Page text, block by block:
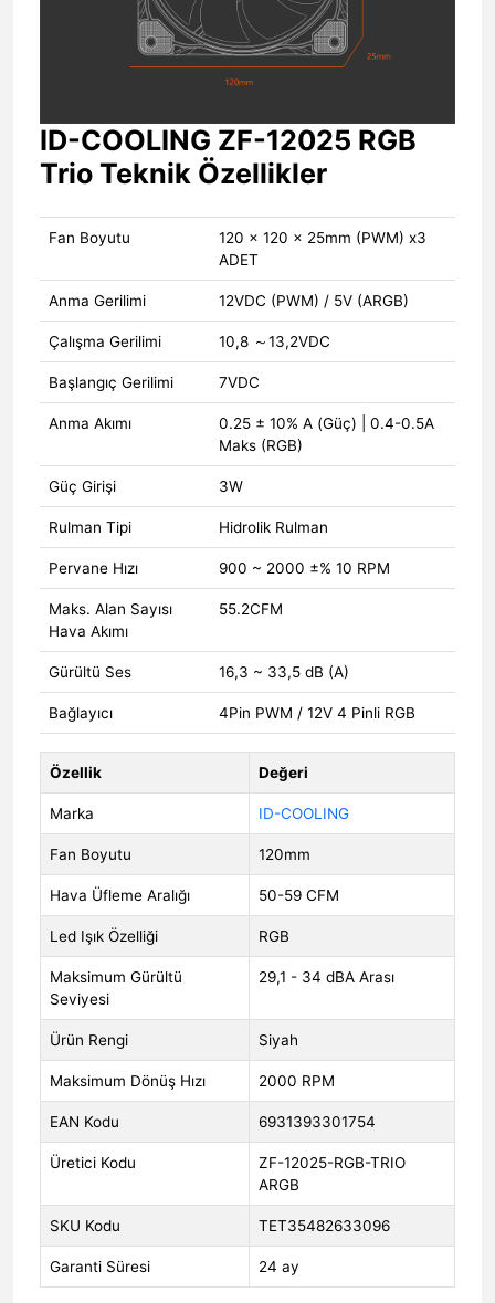
ID-COOLING ZF-12025 RGB
Trio Teknik Özellikler
Fan Boyutu
120 × 120 × 25mm (PWM) x3
ADET
Anma Gerilimi 12VDC (PWM) / 5V (ARGB)
Çalışma Gerilimi 10,8 ～13,2VDC
Başlangıç ​​Gerilimi 7VDC
Anma Akımı
0.25 ± 10% A (Güç) | 0.4-0.5A
Maks (RGB)
Güç Girişi 3W
Rulman Tipi Hidrolik Rulman
Pervane Hızı 900 ~ 2000 ±% 10 RPM
Maks. Alan Sayısı
Hava Akımı
55.2CFM
Gürültü Ses 16,3 ~ 33,5 dB (A)
Bağlayıcı 4Pin PWM / 12V 4 Pinli RGB
Özellik Değeri
Marka ID-COOLING
Fan Boyutu 120mm
Hava Üfleme Aralığı 50-59 CFM
Led Işık Özelliği RGB
Maksimum Gürültü
Seviyesi
29,1 - 34 dBA Arası
Ürün Rengi Siyah
Maksimum Dönüş Hızı 2000 RPM
EAN Kodu 6931393301754
Üretici Kodu
ZF-12025-RGB-TRIO
ARGB
SKU Kodu TET35482633096
Garanti Süresi 24 ay